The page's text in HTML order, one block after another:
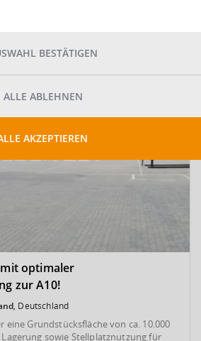
optimaler
zur A10!
, Deutschland
eine Grundstücksfläche von ca. 10.000
sowie Stellplatznutzung für
BESTÄTIGEN
ALLE ABLEHNEN
AKZEPTIEREN